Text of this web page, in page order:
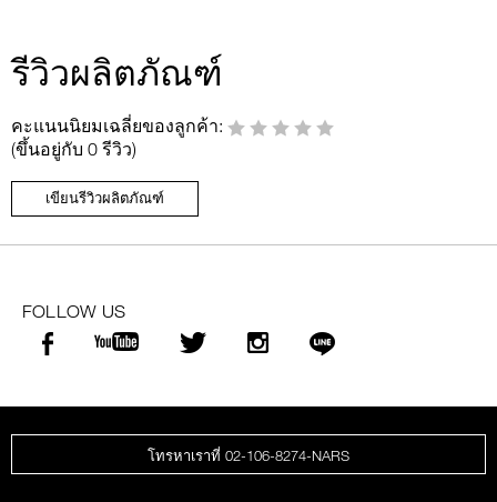
รีวิวผลิตภัณฑ์
คะแนนนิยมเฉลี่ยของลูกค้า:
(ขึ้นอยู่กับ 0 รีวิว)
เขียนรีวิวผลิตภัณฑ์
FOLLOW US
โทรหาเราที่ 02-106-8274-NARS